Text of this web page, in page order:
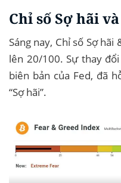
Chỉ số Sợ hãi
Sáng nay, Chỉ số Sợ
lên 20/100. Sự thay
biên bản của Fed, đã
“Sợ hãi”.